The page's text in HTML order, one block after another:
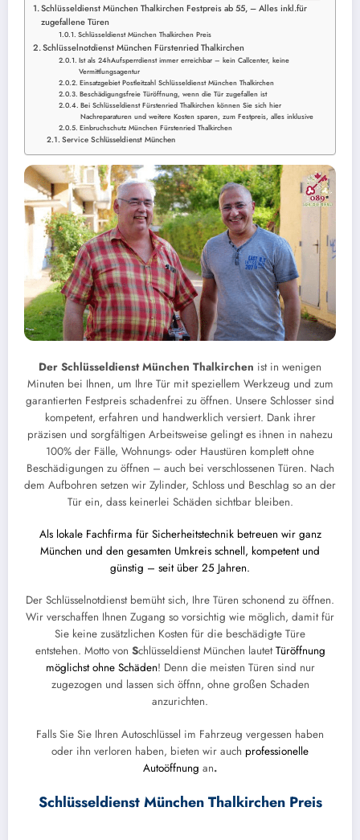
Schlüsseldienst München Thalkirchen Festpreis ab 55, – Alles inkl.für
zugefallene Türen
Schlüsseldienst München Thalkirchen Preis
Schlüsselnotdienst München Fürstenried Thalkirchen
Ist als 24hAufsperrdienst immer erreichbar – kein Callcenter, keine
Vermittlungsagentur
Einsatzgebiet Postleitzahl Schlüsseldienst München Thalkirchen
Beschädigungsfreie Türöffnung, wenn die Tür zugefallen ist
Bei Schlüsseldienst Fürstenried Thalkirchen können Sie sich hier
Nachreparaturen und weitere Kosten sparen, zum Festpreis, alles inklusive
Einbruchschutz München Fürstenried Thalkirchen
Service Schlüsseldienst München
Der Schlüsseldienst München Thalkirchen ist in wenigen
Minuten bei Ihnen, um Ihre Tür mit speziellem Werkzeug und zum
garantierten Festpreis schadenfrei zu öffnen. Unsere Schlosser sind
kompetent, erfahren und handwerklich versiert. Dank ihrer
präzisen und sorgfältigen Arbeitsweise gelingt es ihnen in nahezu
100% der Fälle, Wohnungs- oder Haustüren komplett ohne
Beschädigungen zu öffnen – auch bei verschlossenen Türen. Nach
dem Aufbohren setzen wir Zylinder, Schloss und Beschlag so an der
Tür ein, dass keinerlei Schäden sichtbar bleiben.
Als lokale Fachfirma für Sicherheitstechnik betreuen wir ganz
München und den gesamten Umkreis schnell, kompetent und
günstig – seit über 25 Jahren.
Der Schlüsselnotdienst bemüht sich, Ihre Türen schonend zu öffnen.
Wir verschaffen Ihnen Zugang so vorsichtig wie möglich, damit für
Sie keine zusätzlichen Kosten für die beschädigte Türe
entstehen. Motto von Schlüsseldienst München lautetTüröffnung
möglichst ohne Schäden! Denn die meisten Türen sind nur
zugezogen und lassen sich öffnn, ohne großen Schaden
anzurichten.
Falls Sie Sie Ihren Autoschlüssel im Fahrzeug vergessen haben
oder ihn verloren haben, bieten wir auch professionelle
Autoöffnung an.
Schlüsseldienst München Thalkirchen Preis